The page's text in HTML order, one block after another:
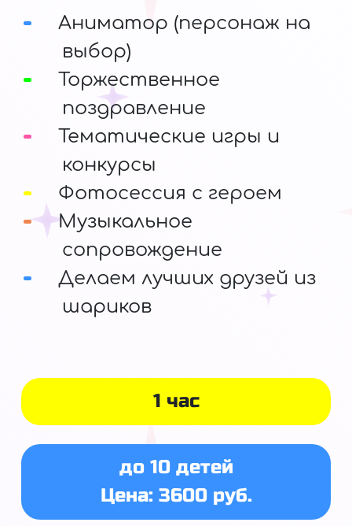
1 час
до 10 детей
Цена: 3600 руб.
Аниматор (персонаж на
выбор)
Торжественное
поздравление
Тематические игры и
конкурсы
Фотосессия с героем
Музыкальное
сопровождение
Делаем лучших друзей из
шариков